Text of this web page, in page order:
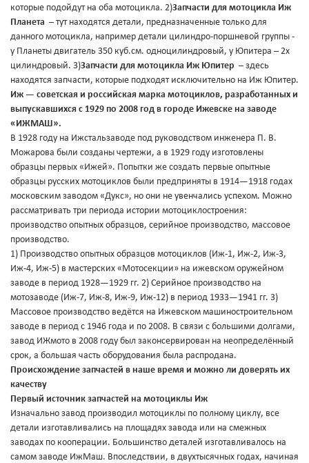
которые подойдут на оба мотоцикла. 2)Запчасти для мотоцикла Иж
Планета – тут находятся детали, предназначенные только для
данного мотоцикла, например детали цилиндро-поршневой группы -
у Планеты двигатель 350 куб.см. одноцилиндровый, у Юпитера – 2х
цилиндровый. 3)Запчасти для мотоцикла Иж Юпитер – здесь
находятся запчасти, которые подходят исключительно на Иж Юпитер.
Иж — советская и российская марка мотоциклов, разработанных и
выпускавшихся с 1929 по 2008 год в городе Ижевске на заводе
«ИЖМАШ».
В 1928 году на Ижстальзаводе под руководством инженера П. В.
Можарова были созданы чертежи, а в 1929 году изготовлены
образцы первых «Ижей». Попытки же создать первые опытные
образцы русских мотоциклов были предприняты в 1914—1918 годах
московским заводом «Дукс», но они не увенчались успехом. Можно
рассматривать три периода истории мотоциклостроения:
производство опытных образцов, серийное производство, массовое
производство.
1) Производство опытных образцов мотоциклов (Иж-1, Иж-2, Иж-3,
Иж-4, Иж-5) в мастерских «Мотосекции» на ижевском оружейном
заводе в период 1928—1929 гг. 2) Серийное производство на
мотозаводе (Иж-7, Иж-8, Иж-9, Иж-12) в период 1933—1941 гг. 3)
Массовое производство ведётся на Ижевском машиностроительном
заводе в период с 1946 года и по 2008. В связи с большими долгами,
завод ИЖмото в 2008 году был законсервирован на неопределённый
срок, а большая часть оборудования была распродана.
Происхождение запчастей в наше время и можно ли доверять их
качеству
Первый источник запчастей на мотоциклы Иж
Изначально завод производил мотоциклы по полному циклу, все
детали изготавливались на площадях завода или на смежных
заводах по кооперации. Большинство деталей изготавливалось на
самом заводе ИжМаш. Впоследствии, в двухтысячных годах, начиная